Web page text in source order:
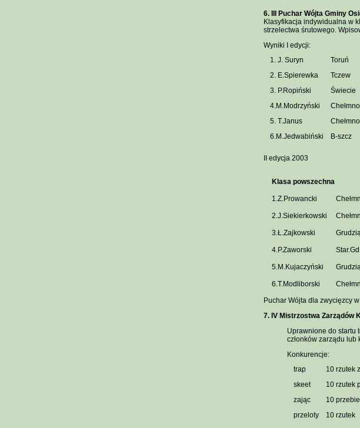
6. III Puchar Wójta Gminy
Klasyfikacja indywidualna w
strzelectwa śrutowego.
Wyniki I edycji:
1. J. Suryn
Toruń
2. E.Spierewka
Tczew
3. P.Ropiński
Świecie
4.M.Modrzyński
Chełmno
5. T.Janus
Chełmno
6.M.Jedwabiński
B-szcz
II edycja 2003
Klasa powszechna
1.Z.Prowancki
2.J.Siekierkowski
3.Ł.Zajkowski
4.P.Zaworski
5.M.Kujaczyński
6.T.Modliborski
Puchar Wójta dla zwycięzcy
7. IV Mistrzostwa Zarządów
Uprawnione do startu
członków zarządu lub
Konkurencje:
trap
10 rzutek
skeet
10 rzutek
zając
10
przeloty
10 rzutek